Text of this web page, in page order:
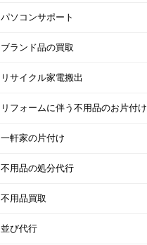
パソコンサポート
ブランド品の買取
リサイクル家電搬出
リフォームに伴う不用品のお片付け
一軒家の片付け
不用品の処分代行
不用品買取
並び代行